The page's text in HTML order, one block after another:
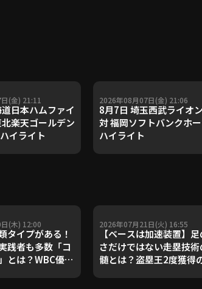
(金) 21:11
日本ハムファイ
楽天ゴールデン
イライト
2026年08月07日(金) 21:06
8月7日 埼玉西武ライオ
対 福岡ソフトバンクホ
ハイライト
(木) 12:00
タイプがある！
践者も多数「コ
とは？WBC優勝
2026年07月21日(火) 16:55
【ベースは加速装置】
さだけではない走塁技
髄とは？盗塁王2度獲得